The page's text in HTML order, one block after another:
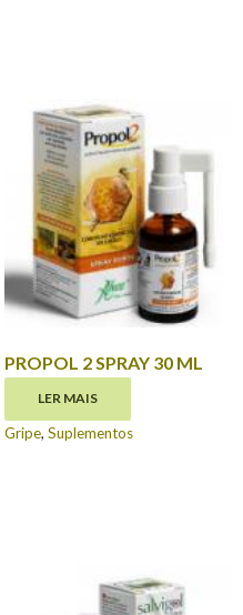
PROPOL 2 SPRAY 30 ML
12.20LER MAIS
Gripe, Suplementos